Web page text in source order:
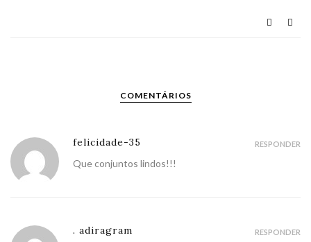
COMENTÁRIOS
felicidade-35
Que conjuntos lindos!!!
RESPONDER
. adiragram RESPONDER